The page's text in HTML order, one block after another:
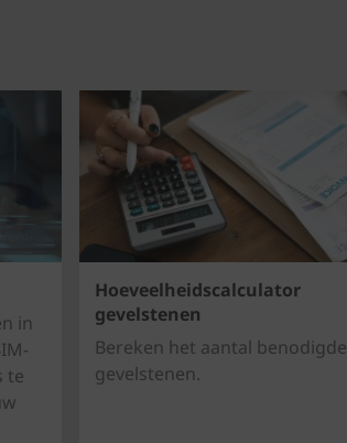
in
te
Hoeveelheidscalculator
gevelstenen
Bereken het aantal benodigde
gevelstenen.